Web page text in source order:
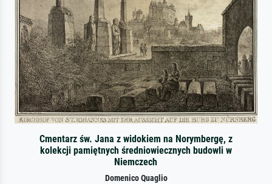
Cmentarz św. Jana z widokiem na Norymbergę, z
kolekcji pamiętnych średniowiecznych budowli w
Niemczech
Domenico Quaglio